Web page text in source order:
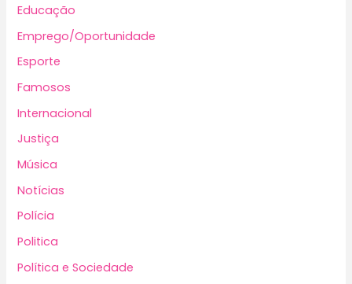
Educação
Emprego/Oportunidade
Esporte
Famosos
Internacional
Justiça
Música
Notícias
Polícia
Politica
Política e Sociedade